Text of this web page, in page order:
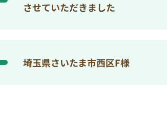
させていただきました
埼玉県さいたま市西区F様